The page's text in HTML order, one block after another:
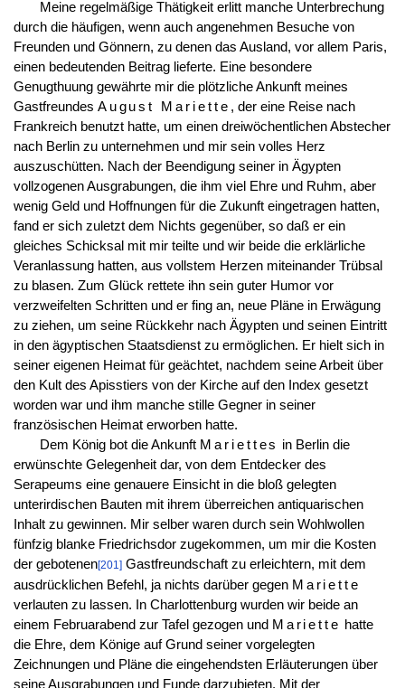
Meine regelmäßige Thätigkeit erlitt manche Unterbrechung
durch die häufigen, wenn auch angenehmen Besuche von
Freunden und Gönnern, zu denen das Ausland, vor allem Paris,
einen bedeutenden Beitrag lieferte. Eine besondere
Genugthuung gewährte mir die plötzliche Ankunft meines
Gastfreundes August Mariette , der eine Reise nach
Frankreich benutzt hatte, um einen dreiwöchentlichen Abstecher
nach Berlin zu unternehmen und mir sein volles Herz
auszuschütten. Nach der Beendigung seiner in Ägypten
vollzogenen Ausgrabungen, die ihm viel Ehre und Ruhm, aber
wenig Geld und Hoffnungen für die Zukunft eingetragen hatten,
fand er sich zuletzt dem Nichts gegenüber, so daß er ein
gleiches Schicksal mit mir teilte und wir beide die erklärliche
Veranlassung hatten, aus vollstem Herzen miteinander Trübsal
zu blasen. Zum Glück rettete ihn sein guter Humor vor
verzweifelten Schritten und er fing an, neue Pläne in Erwägung
zu ziehen, um seine Rückkehr nach Ägypten und seinen Eintritt
in den ägyptischen Staatsdienst zu ermöglichen. Er hielt sich in
seiner eigenen Heimat für geächtet, nachdem seine Arbeit über
den Kult des Apisstiers von der Kirche auf den Index gesetzt
worden war und ihm manche stille Gegner in seiner
französischen Heimat erworben hatte.
Dem König bot die Ankunft Mariettes in Berlin die
erwünschte Gelegenheit dar, von dem Entdecker des
Serapeums eine genauere Einsicht in die bloß gelegten
unterirdischen Bauten mit ihrem überreichen antiquarischen
Inhalt zu gewinnen. Mir selber waren durch sein Wohlwollen
fünfzig blanke Friedrichsdor zugekommen, um mir die Kosten
der gebotenen[201]Gastfreundschaft zu erleichtern, mit dem
ausdrücklichen Befehl, ja nichts darüber gegen Mariette
verlauten zu lassen. In Charlottenburg wurden wir beide an
einem Februarabend zur Tafel gezogen und Mariette hatte
die Ehre, dem Könige auf Grund seiner vorgelegten
Zeichnungen und Pläne die eingehendsten Erläuterungen über
seine Ausgrabungen und Funde darzubieten. Mit der